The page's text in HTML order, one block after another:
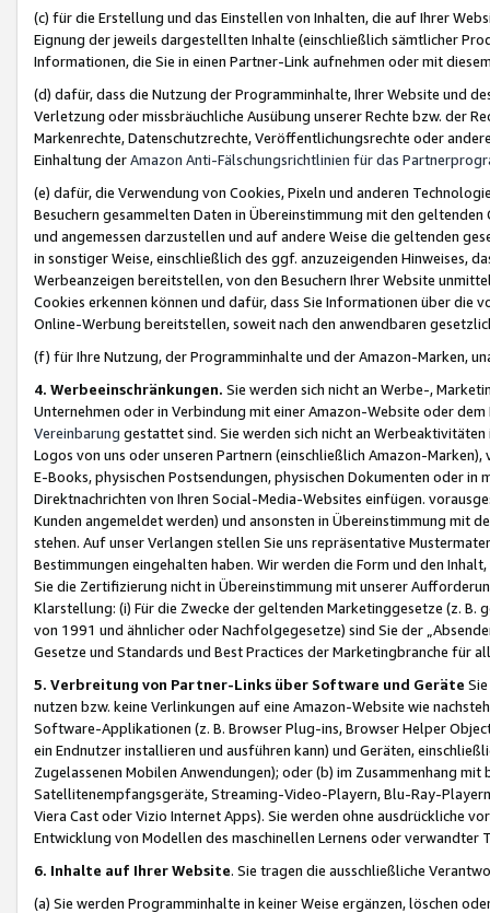
(c) für die Erstellung und das Einstellen von Inhalten, die auf Ihrer
Eignung der jeweils dargestellten Inhalte (einschließlich sämtlicher
Informationen, die Sie in einen Partner-Link aufnehmen oder mit
(d) dafür, dass die Nutzung der Programminhalte, Ihrer Website und
Verletzung oder missbräuchliche Ausübung unserer Rechte bzw. der
Markenrechte, Datenschutzrechte, Veröffentlichungsrechte oder
Einhaltung derAmazon Anti-Fälschungsrichtlinien für das
(e) dafür, die Verwendung von Cookies, Pixeln und anderen
Besuchern gesammelten Daten in Übereinstimmung mit den
und angemessen darzustellen und auf andere Weise die geltenden
in sonstiger Weise, einschließlich des ggf. anzuzeigenden Hinweises,
Werbeanzeigen bereitstellen, von den Besuchern Ihrer Website
Cookies erkennen können und dafür, dass Sie Informationen über die
Online-Werbung bereitstellen, soweit nach den anwendbaren
(f) für Ihre Nutzung, der Programminhalte und der Amazon-Marken,
4. Werbeeinschränkungen. Sie werden sich nicht an Werbe-,
Unternehmen oder in Verbindung mit einer Amazon-Website oder
Vereinbarung gestattet sind. Sie werden sich nicht an
Logos von uns oder unseren Partnern (einschließlich Amazon-
E-Books, physischen Postsendungen, physischen Dokumenten oder in
Direktnachrichten von Ihren Social-Media-Websites einfügen.
Kunden angemeldet werden) und ansonsten in Übereinstimmung mit
stehen. Auf unser Verlangen stellen Sie uns repräsentative
Bestimmungen eingehalten haben. Wir werden die Form und den
Sie die Zertifizierung nicht in Übereinstimmung mit unserer
Klarstellung: (i) Für die Zwecke der geltenden Marketinggesetze (z. B.
von 1991 und ähnlicher oder Nachfolgegesetze) sind Sie der
Gesetze und Standards und Best Practices der Marketingbranche für
5. Verbreitung von Partner-Links über Software und Geräte
nutzen bzw. keine Verlinkungen auf eine Amazon-Website wie
Software-Applikationen (z. B. Browser Plug-ins, Browser Helper
ein Endnutzer installieren und ausführen kann) und Geräten,
Zugelassenen Mobilen Anwendungen); oder (b) im Zusammenhang
Satellitenempfangsgeräte, Streaming-Video-Playern, Blu-Ray-
Viera Cast oder Vizio Internet Apps). Sie werden ohne ausdrückliche
Entwicklung von Modellen des maschinellen Lernens oder
6. Inhalte auf Ihrer Website. Sie tragen die ausschließliche
(a) Sie werden Programminhalte in keiner Weise ergänzen, löschen